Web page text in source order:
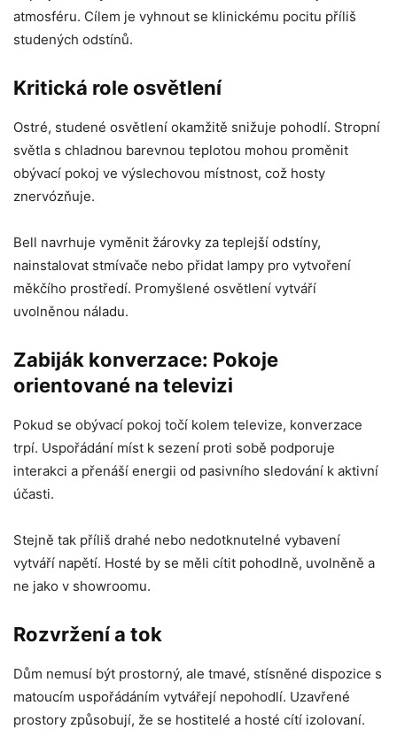
atmosféru. Cílem je vyhnout se klinickému pocitu příliš
studených odstínů.
Kritická role osvětlení
Ostré, studené osvětlení okamžitě snižuje pohodlí. Stropní
světla s chladnou barevnou teplotou mohou proměnit
obývací pokoj ve výslechovou místnost, což hosty
znervózňuje.
Bell navrhuje vyměnit žárovky za teplejší odstíny,
nainstalovat stmívače nebo přidat lampy pro vytvoření
měkčího prostředí. Promyšlené osvětlení vytváří
uvolněnou náladu.
Zabiják konverzace: Pokoje
orientované na televizi
Pokud se obývací pokoj točí kolem televize, konverzace
trpí. Uspořádání míst k sezení proti sobě podporuje
interakci a přenáší energii od pasivního sledování k aktivní
účasti.
Stejně tak příliš drahé nebo nedotknutelné vybavení
vytváří napětí. Hosté by se měli cítit pohodlně, uvolněně a
ne jako v showroomu.
Rozvržení a tok
Dům nemusí být prostorný, ale tmavé, stísněné dispozice s
matoucím uspořádáním vytvářejí nepohodlí. Uzavřené
prostory způsobují, že se hostitelé a hosté cítí izolovaní.